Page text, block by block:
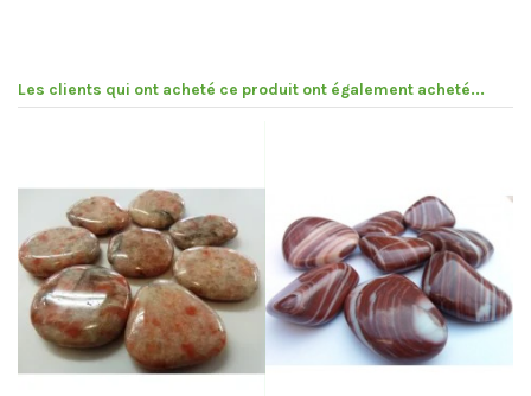
Les clients qui ont acheté ce produit ont également acheté...